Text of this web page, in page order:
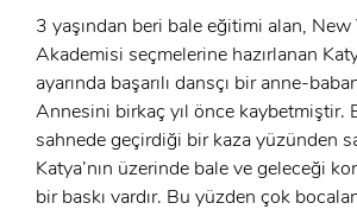
3 yaşından beri bale eğitimi alan, New
Akademisi seçmelerine hazırlanan
ayarında başarılı dansçı bir anne-
Annesini birkaç yıl önce kaybetmiştir.
sahnede geçirdiği bir kaza yüzünden
Katya’nın üzerinde bale ve geleceği
bir baskı vardır. Bu yüzden çok